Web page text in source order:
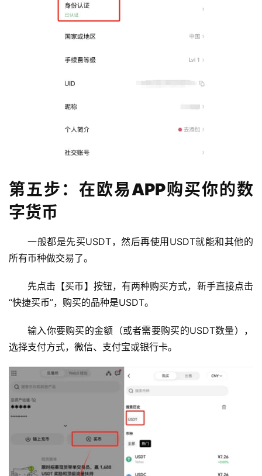
第五步：在欧易APP购买你的数
字货币
一般都是先买USDT，然后再使用USDT就能和其他的
所有币种做交易了。
先点击【买币】按钮，有两种购买方式，新手直接点击
“快捷买币”，购买的品种是USDT。
输入你要购买的金额（或者需要购买的USDT数量），
选择支付方式，微信、支付宝或银行卡。